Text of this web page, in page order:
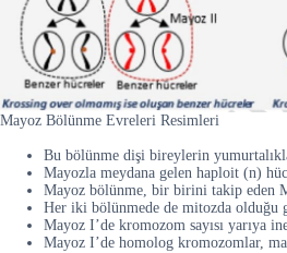
Mayoz Bölünme Evreleri Resimleri
Bu bölünme dişi bireylerin
Mayozla meydana gelen haploit (n)
Mayoz bölünme, bir birini takip eden
Her iki bölünmede de mitozda olduğu
Mayoz I’de kromozom sayısı yarıya
Mayoz I’de homolog kromozomlar,